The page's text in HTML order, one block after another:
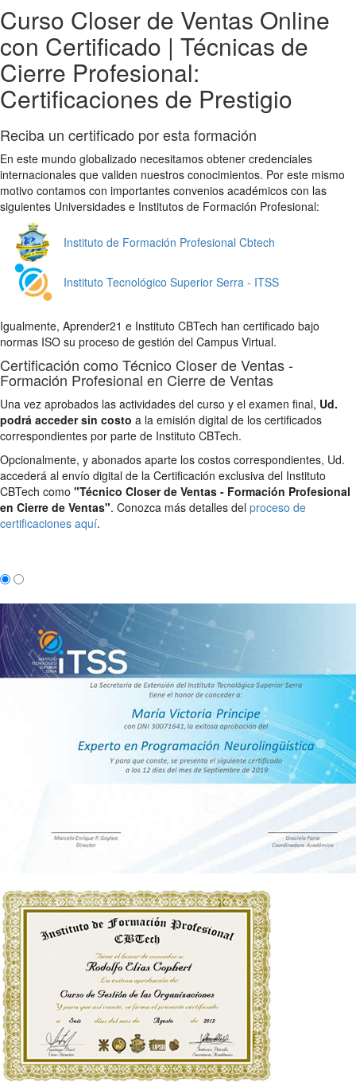
Curso Closer de Ventas Online
con Certificado | Técnicas de
Cierre Profesional:
Certificaciones de Prestigio
Reciba un certificado por esta formación
En este mundo globalizado necesitamos obtener credenciales
internacionales que validen nuestros conocimientos. Por este mismo
motivo contamos con importantes convenios académicos con las
siguientes Universidades e Institutos de Formación Profesional:
Instituto de Formación Profesional Cbtech
Instituto Tecnológico Superior Serra - ITSS
Igualmente, Aprender21 e Instituto CBTech han certificado bajo
normas ISO su proceso de gestión del Campus Virtual.
Certificación como Técnico Closer de Ventas -
Formación Profesional en Cierre de Ventas
Una vez aprobados las actividades del curso y el examen final, Ud.
podrá acceder sin costo a la emisión digital de los certificados
correspondientes por parte de Instituto CBTech.
Opcionalmente, y abonados aparte los costos correspondientes, Ud.
accederá al envío digital de la Certificación exclusiva del Instituto
CBTech como "Técnico Closer de Ventas - Formación Profesional
en Cierre de Ventas". Conozca más detalles del proceso de
certificaciones aquí.